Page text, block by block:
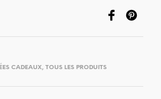
CADEAUX, TOUS LES PRODUITS